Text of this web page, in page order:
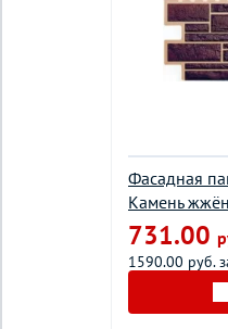
Фасадная
Камень
731.00
1590.00 руб.